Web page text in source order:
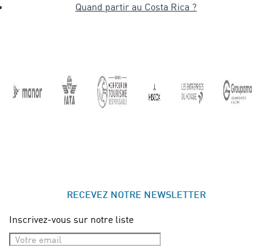
Quand partir au Costa Rica ?
RECEVEZ NOTRE NEWSLETTER
Inscrivez-vous sur notre liste